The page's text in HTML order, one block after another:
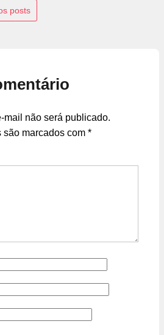
posts
mail não será publicado.
marcados com *